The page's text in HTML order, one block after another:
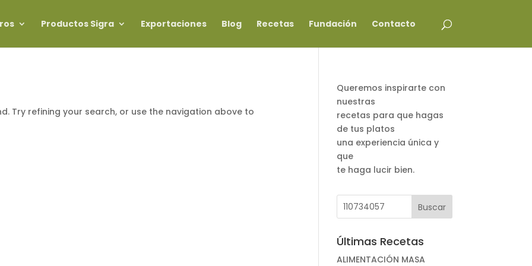
Productos Sigra Exportaciones Blog Recetas Fundación Contacto
Try refining your search, or use the navigation above to
Queremos inspirarte con
nuestras
recetas para que hagas
de tus platos
una experiencia única y
que
te haga lucir bien.
Últimas Recetas
ALIMENTACIÓN MASA